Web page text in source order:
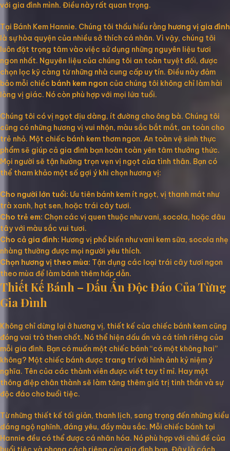
với gia đình mình. Điều này rất quan trọng.
Tại Bánh Kem Hannie. Chúng tôi thấu hiểu rằng hương vị gia đình
là sự hòa quyện của nhiều sở thích cá nhân. Vì vậy, chúng tôi
luôn đặt trọng tâm vào việc sử dụng những nguyên liệu tươi
ngon nhất. Nguyên liệu của chúng tôi an toàn tuyệt đối, được
chọn lọc kỹ càng từ những nhà cung cấp uy tín. Điều này đảm
bảo mỗi chiếc bánh kem ngon của chúng tôi không chỉ làm hài
lòng vị giác. Nó còn phù hợp với mọi lứa tuổi.
Chúng tôi có vị ngọt dịu dàng, ít đường cho ông bà. Chúng tôi
cũng có những hương vị vui nhộn, màu sắc bắt mắt, an toàn cho
trẻ nhỏ. Một chiếc bánh kem thơm ngon. An toàn vệ sinh thực
phẩm sẽ giúp cả gia đình bạn hoàn toàn yên tâm thưởng thức.
Mọi người sẽ tận hưởng trọn vẹn vị ngọt của tình thân. Bạn có
thể tham khảo một số gợi ý khi chọn hương vị:
Cho người lớn tuổi: Ưu tiên bánh kem ít ngọt, vị thanh mát như
trà xanh, hạt sen, hoặc trái cây tươi.
Cho trẻ em: Chọn các vị quen thuộc như vani, socola, hoặc dâu
tây với màu sắc vui tươi.
Cho cả gia đình: Hương vị phổ biến như vani kem sữa, socola nhẹ
nhàng thường được mọi người yêu thích.
Chọn hương vị theo mùa: Tận dụng các loại trái cây tươi ngon
theo mùa để làm bánh thêm hấp dẫn.
Thiết Kế Bánh – Dấu Ấn Độc Đáo Của Từng
Gia Đình
Không chỉ dừng lại ở hương vị, thiết kế của chiếc bánh kem cũng
đóng vai trò then chốt. Nó thể hiện dấu ấn và cá tính riêng của
mỗi gia đình. Bạn có muốn một chiếc bánh “có một không hai”
không? Một chiếc bánh được trang trí với hình ảnh kỷ niệm ý
nghĩa. Tên của các thành viên được viết tay tỉ mỉ. Hay một
thông điệp chân thành sẽ làm tăng thêm giá trị tinh thần và sự
độc đáo cho buổi tiệc.
Từ những thiết kế tối giản, thanh lịch, sang trọng đến những kiểu
dáng ngộ nghĩnh, đáng yêu, đầy màu sắc. Mỗi chiếc bánh tại
Hannie đều có thể được cá nhân hóa. Nó phù hợp với chủ đề của